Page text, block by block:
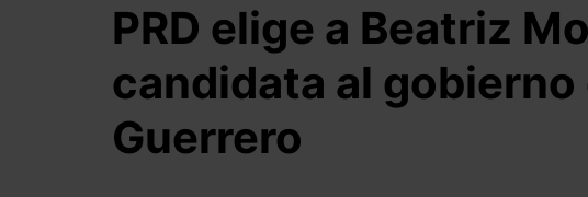
PRD elige a Beatriz
candidata al gobierno
Guerrero